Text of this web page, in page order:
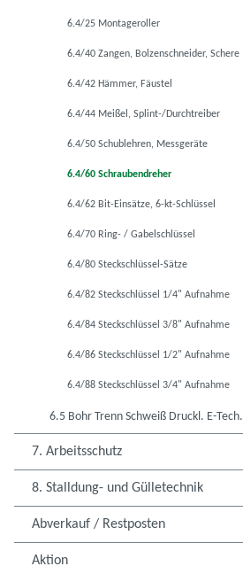
6.4/25 Montageroller
6.4/40 Zangen, Bolzenschneider, Schere
6.4/42 Hämmer, Fäustel
6.4/44 Meißel, Splint-/Durchtreiber
6.4/50 Schublehren, Messgeräte
6.4/60 Schraubendreher
6.4/62 Bit-Einsätze, 6-kt-Schlüssel
6.4/70 Ring- / Gabelschlüssel
6.4/80 Steckschlüssel-Sätze
6.4/82 Steckschlüssel 1/4" Aufnahme
6.4/84 Steckschlüssel 3/8" Aufnahme
6.4/86 Steckschlüssel 1/2" Aufnahme
6.4/88 Steckschlüssel 3/4" Aufnahme
6.5 Bohr Trenn Schweiß Druckl. E-Tech.
7. Arbeitsschutz
8. Stalldung- und Gülletechnik
Abverkauf / Restposten
Aktion